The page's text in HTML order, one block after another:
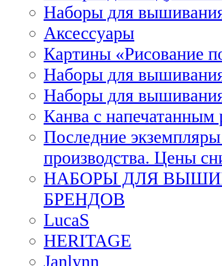
Наборы для
Аксессуары
Картины «Рисование
Наборы для
Наборы для
Канва с напечатанным
Последние
производства. Цены
НАБОРЫ ДЛЯ
БРЕНДОВ
LucaS
HERITAGE
Janlynn